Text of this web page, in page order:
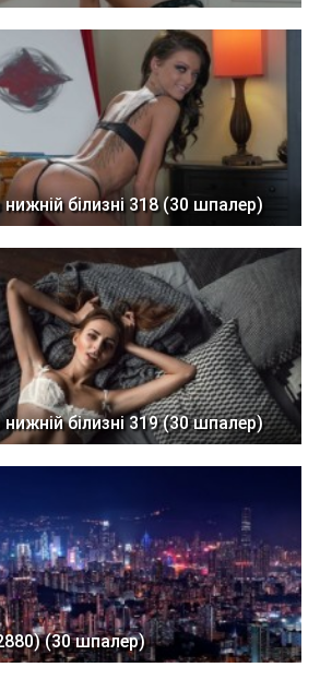
нижній білизні 318 (30 шпалер)
нижній білизні 319 (30 шпалер)
(30 шпалер)